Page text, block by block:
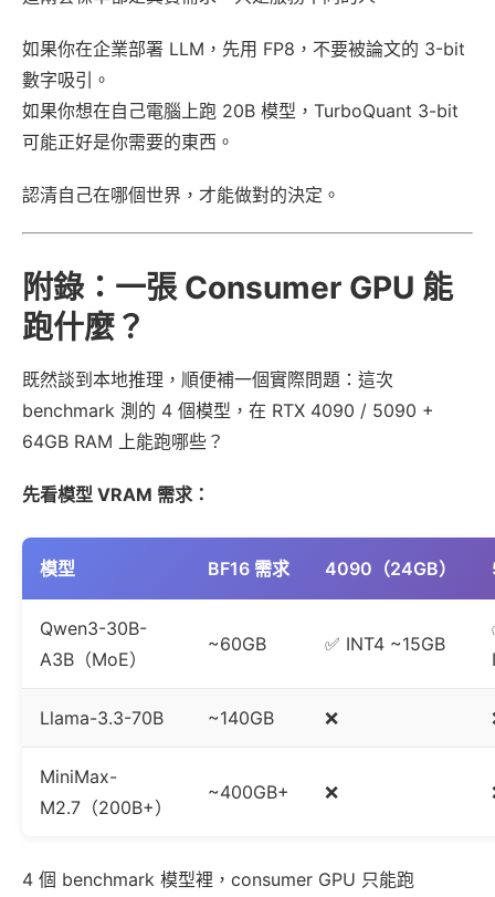
如果你在企業部署 LLM，先用 FP8，不要被論文的 3-bit
數字吸引。
如果你想在自己電腦上跑 20B 模型，TurboQuant 3-bit
可能正好是你需要的東西。
認清自己在哪個世界，才能做對的決定。
附錄：一張 Consumer GPU 能
跑什麼？
既然談到本地推理，順便補一個實際問題：這次
benchmark 測的 4 個模型，在 RTX 4090 / 5090 +
64GB RAM 上能跑哪些？
先看模型 VRAM 需求：
模型 BF16 需求 4090（24GB）
Qwen3-30B-
A3B（MoE）
~60GB ✅ INT4 ~15GB
Llama-3.3-70B ~140GB ❌
MiniMax-
M2.7（200B+）
~400GB+ ❌
4 個 benchmark 模型裡，consumer GPU 只能跑